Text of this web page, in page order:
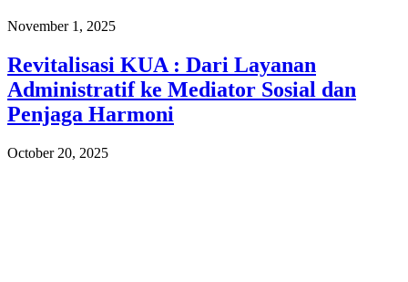
November 1, 2025
Revitalisasi KUA : Dari Layanan
Administratif ke Mediator Sosial dan
Penjaga Harmoni
October 20, 2025